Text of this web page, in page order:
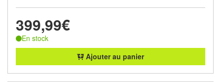
399,99€
En stock
Ajouter au panier